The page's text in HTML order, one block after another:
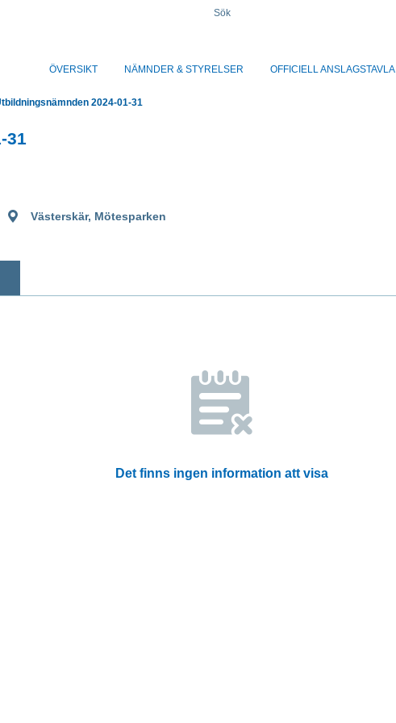
Sök
ÖVERSIKT NÄMNDER & STYRELSER OFFICIELL ANSLAGSTAVLA
2024-01-31
31
Västerskär, Mötesparken
Det finns ingen information att visa